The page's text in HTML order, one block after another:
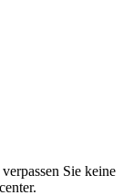
Sie keine